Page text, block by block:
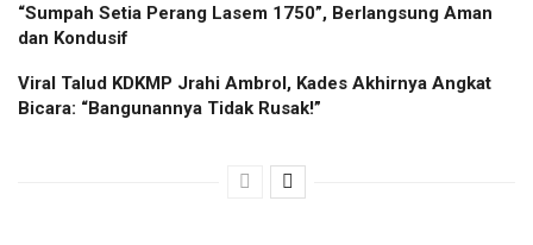
“Sumpah Setia Perang Lasem 1750”, Berlangsung Aman
dan Kondusif
Viral Talud KDKMP Jrahi Ambrol, Kades Akhirnya Angkat
Bicara: “Bangunannya Tidak Rusak!”